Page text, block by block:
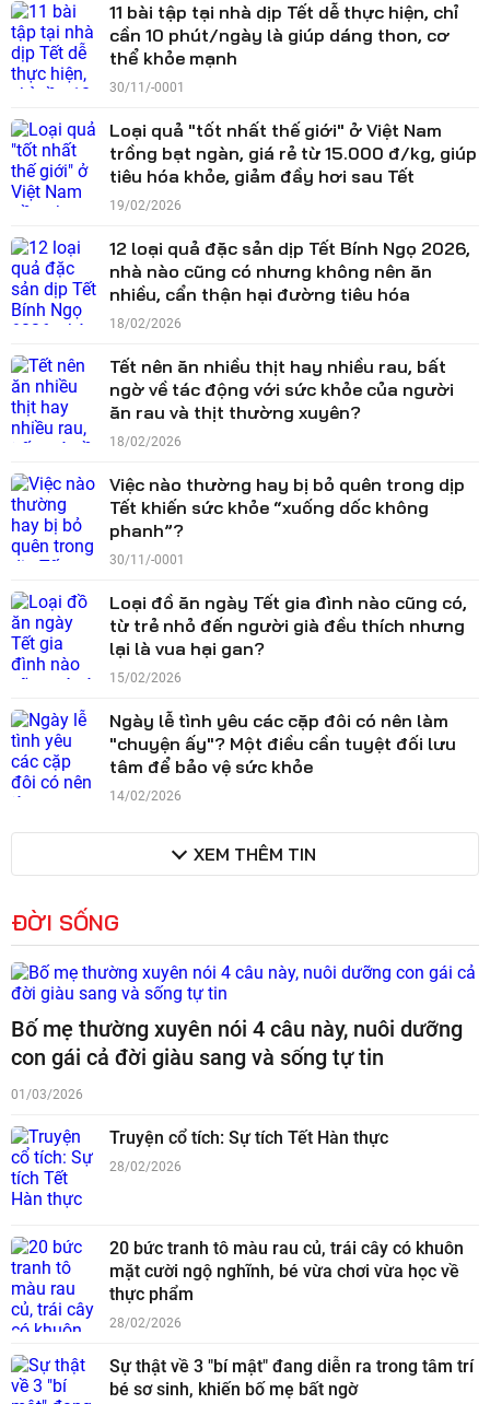
11 bài tập tại nhà dịp Tết dễ thực hiện, chỉ
cần 10 phút/ngày là giúp dáng thon, cơ
thể khỏe mạnh
30/11/-0001
Loại quả "tốt nhất thế giới" ở Việt Nam
trồng bạt ngàn, giá rẻ từ 15.000 đ/kg, giúp
tiêu hóa khỏe, giảm đầy hơi sau Tết
19/02/2026
12 loại quả đặc sản dịp Tết Bính Ngọ 2026,
nhà nào cũng có nhưng không nên ăn
nhiều, cẩn thận hại đường tiêu hóa
18/02/2026
Tết nên ăn nhiều thịt hay nhiều rau, bất
ngờ về tác động với sức khỏe của người
ăn rau và thịt thường xuyên?
18/02/2026
Việc nào thường hay bị bỏ quên trong dịp
Tết khiến sức khỏe “xuống dốc không
phanh”?
30/11/-0001
Loại đồ ăn ngày Tết gia đình nào cũng có,
từ trẻ nhỏ đến người già đều thích nhưng
lại là vua hại gan?
15/02/2026
Ngày lễ tình yêu các cặp đôi có nên làm
"chuyện ấy"? Một điều cần tuyệt đối lưu
tâm để bảo vệ sức khỏe
14/02/2026
XEM THÊM TIN
ĐỜI SỐNG
Bố mẹ thường xuyên nói 4 câu này, nuôi dưỡng
con gái cả đời giàu sang và sống tự tin
01/03/2026
Truyện cổ tích: Sự tích Tết Hàn thực
28/02/2026
20 bức tranh tô màu rau củ, trái cây có khuôn
mặt cười ngộ nghĩnh, bé vừa chơi vừa học về
thực phẩm
28/02/2026
Sự thật về 3 "bí mật" đang diễn ra trong tâm trí
bé sơ sinh, khiến bố mẹ bất ngờ